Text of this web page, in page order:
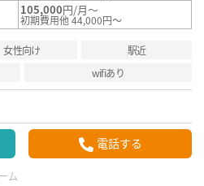
105,000円/月～
初期費用他 44,000円～
女性向け
駅近
wifiあり
電話する
ム